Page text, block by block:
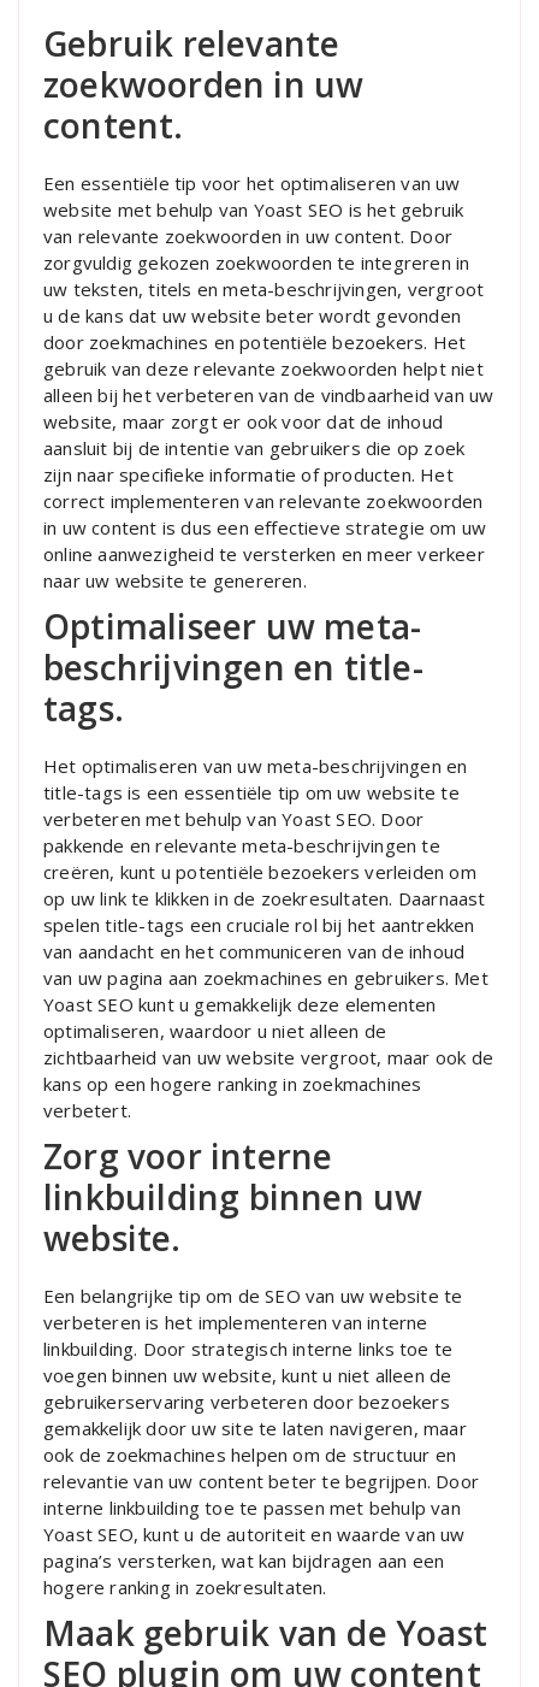
Gebruik relevante
zoekwoorden in uw
content.
Een essentiële tip voor het optimaliseren van uw
website met behulp van Yoast SEO is het gebruik
van relevante zoekwoorden in uw content. Door
zorgvuldig gekozen zoekwoorden te integreren in
uw teksten, titels en meta-beschrijvingen, vergroot
u de kans dat uw website beter wordt gevonden
door zoekmachines en potentiële bezoekers. Het
gebruik van deze relevante zoekwoorden helpt niet
alleen bij het verbeteren van de vindbaarheid van uw
website, maar zorgt er ook voor dat de inhoud
aansluit bij de intentie van gebruikers die op zoek
zijn naar specifieke informatie of producten. Het
correct implementeren van relevante zoekwoorden
in uw content is dus een effectieve strategie om uw
online aanwezigheid te versterken en meer verkeer
naar uw website te genereren.
Optimaliseer uw meta-
beschrijvingen en title-
tags.
Het optimaliseren van uw meta-beschrijvingen en
title-tags is een essentiële tip om uw website te
verbeteren met behulp van Yoast SEO. Door
pakkende en relevante meta-beschrijvingen te
creëren, kunt u potentiële bezoekers verleiden om
op uw link te klikken in de zoekresultaten. Daarnaast
spelen title-tags een cruciale rol bij het aantrekken
van aandacht en het communiceren van de inhoud
van uw pagina aan zoekmachines en gebruikers. Met
Yoast SEO kunt u gemakkelijk deze elementen
optimaliseren, waardoor u niet alleen de
zichtbaarheid van uw website vergroot, maar ook de
kans op een hogere ranking in zoekmachines
verbetert.
Zorg voor interne
linkbuilding binnen uw
website.
Een belangrijke tip om de SEO van uw website te
verbeteren is het implementeren van interne
linkbuilding. Door strategisch interne links toe te
voegen binnen uw website, kunt u niet alleen de
gebruikerservaring verbeteren door bezoekers
gemakkelijk door uw site te laten navigeren, maar
ook de zoekmachines helpen om de structuur en
relevantie van uw content beter te begrijpen. Door
interne linkbuilding toe te passen met behulp van
Yoast SEO, kunt u de autoriteit en waarde van uw
pagina’s versterken, wat kan bijdragen aan een
hogere ranking in zoekresultaten.
Maak gebruik van de Yoast
SEO plugin om uw content